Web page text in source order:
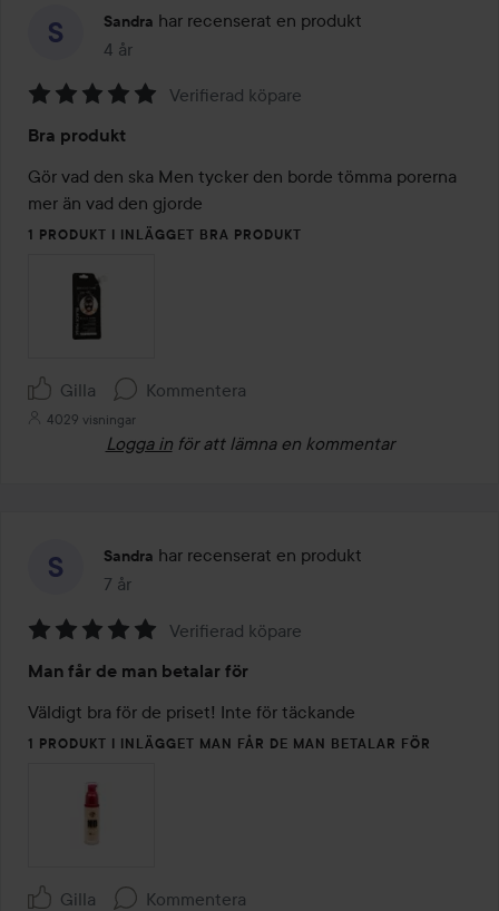
Sandra har recenserat en produkt
4 år
Inlägget skapades 4 år
5
av
5
Verifierad köpare
Bra produkt
Gör vad den ska Men tycker den borde tömma porerna
mer än vad den gjorde
1 PRODUKT I INLÄGGET BRA PRODUKT
Gilla Kommentera
4029 visningar
Logga in för att lämna en kommentar
Sandra har recenserat en produkt
7 år
Inlägget skapades 7 år
5
av
5
Verifierad köpare
Man får de man betalar för
Väldigt bra för de priset! Inte för täckande
1 PRODUKT I INLÄGGET MAN FÅR DE MAN BETALAR FÖR
Gilla Kommentera